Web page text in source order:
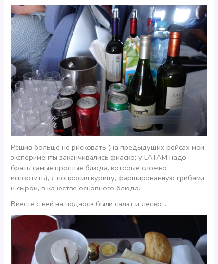
Решив больше не рисковать (на предыдущих рейсах мои
эксперименты заканчивались фиаско; у LATAM надо
брать самые простые блюда, которые сложно
испортить), я попросил курицу, фаршированную грибами
и сыром, в качестве основного блюда.
Вместе с ней на подносе были салат и десерт.